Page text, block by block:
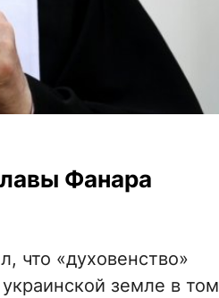
Фанара
что «духовенство»
земле в том